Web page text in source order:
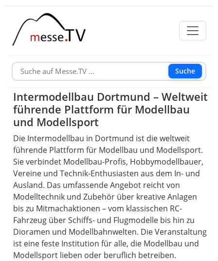
Suche
Intermodellbau Dortmund – Weltweit
führende Plattform für Modellbau
und Modellsport
Die Intermodellbau in Dortmund ist die weltweit
führende Plattform für Modellbau und Modellsport.
Sie verbindet Modellbau-Profis, Hobbymodellbauer,
Vereine und Technik-Enthusiasten aus dem In- und
Ausland. Das umfassende Angebot reicht von
Modelltechnik und Zubehör über kreative Anlagen
bis zu Mitmachaktionen – vom klassischen RC-
Fahrzeug über Schiffs- und Flugmodelle bis hin zu
Dioramen und Modellbahnwelten. Die Veranstaltung
ist eine feste Institution für alle, die Modellbau und
Modellsport lieben oder beruflich betreiben.